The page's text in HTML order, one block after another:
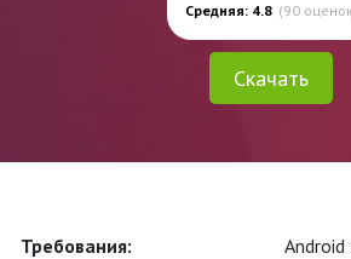
Средняя: 4.8 (90
Скачать
Требования:
Android